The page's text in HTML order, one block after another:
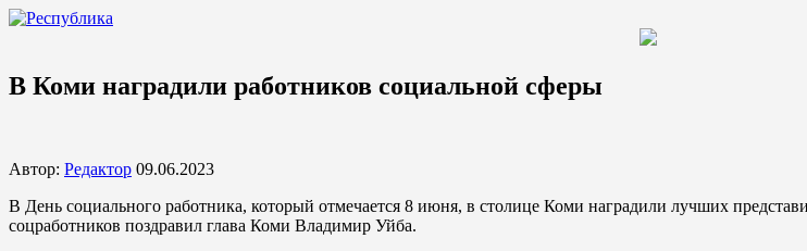
В Коми наградили работников социальной сферы
Автор: Редактор 09.06.2023
В День социального работника, который отмечается 8 июня, в столице Коми наградили лучших
соцработников поздравил глава Коми Владимир Уйба.